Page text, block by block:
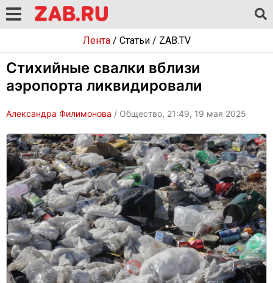
Лента/ Статьи/ ZAB.TV
Стихийные свалки вблизи
аэропорта ликвидировали
Александра Филимонова / Общество, 21:49, 19 мая 2025